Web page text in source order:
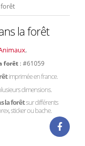
la forêt
,
forêt : #61059
imprimée en france.
dimensions.
la forêtsur différents
sticker ou bache.